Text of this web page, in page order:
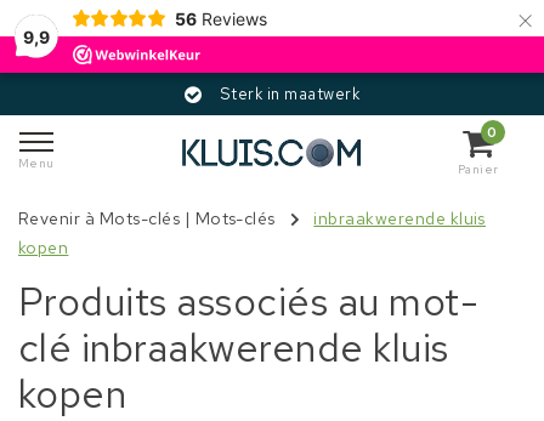
9,9
56 Reviews ×
Sterk in maatwerk
Menu
0
Panier
Revenir à Mots-clés | Mots-clés
inbraakwerende kluis
kopen
Produits associés au mot-
clé inbraakwerende kluis
kopen